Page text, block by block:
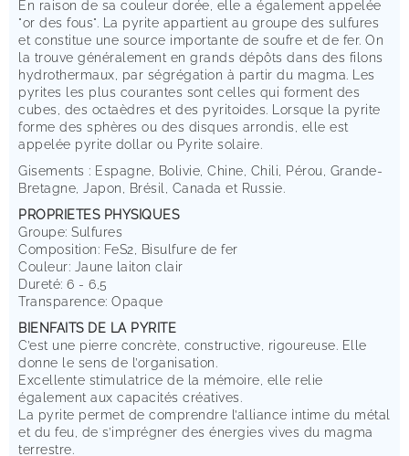
En raison de sa couleur dorée, elle a également appelée
"or des fous". La pyrite appartient au groupe des sulfures
et constitue une source importante de soufre et de fer. On
la trouve généralement en grands dépôts dans des filons
hydrothermaux, par ségrégation à partir du magma. Les
pyrites les plus courantes sont celles qui forment des
cubes, des octaèdres et des pyritoides. Lorsque la pyrite
forme des sphères ou des disques arrondis, elle est
appelée pyrite dollar ou Pyrite solaire.
Gisements : Espagne, Bolivie, Chine, Chili, Pérou, Grande-
Bretagne, Japon, Brésil, Canada et Russie.
PROPRIETES PHYSIQUES
Groupe: Sulfures
Composition: FeS2, Bisulfure de fer
Couleur: Jaune laiton clair
Dureté: 6 - 6,5
Transparence: Opaque
BIENFAITS DE LA PYRITE
C’est une pierre concrète, constructive, rigoureuse. Elle
donne le sens de l’organisation.
Excellente stimulatrice de la mémoire, elle relie
également aux capacités créatives.
La pyrite permet de comprendre l’alliance intime du métal
et du feu, de s’imprégner des énergies vives du magma
terrestre.